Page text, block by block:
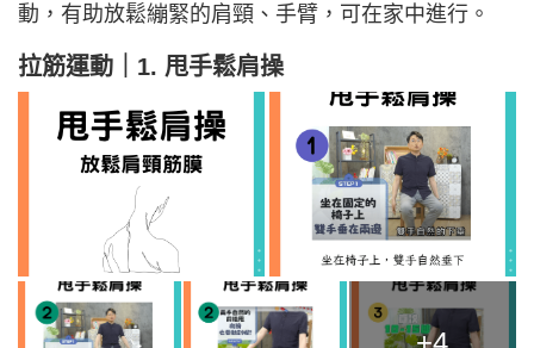
動，有助放鬆繃緊的肩頸、手臂，可在家中進行。
拉筋運動｜1. 甩手鬆肩操